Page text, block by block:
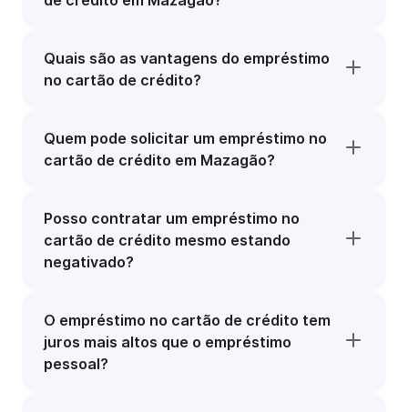
Quais são as vantagens do empréstimo
no cartão de crédito?
Quem pode solicitar um empréstimo no
cartão de crédito em Mazagão?
Posso contratar um empréstimo no
cartão de crédito mesmo estando
negativado?
O empréstimo no cartão de crédito tem
juros mais altos que o empréstimo
pessoal?